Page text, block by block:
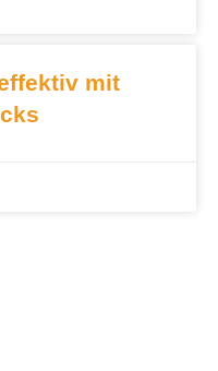
mit